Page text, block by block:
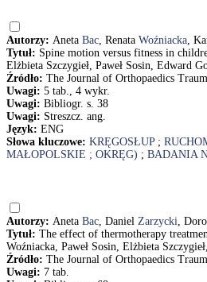
Autorzy: Aneta Bac, Renata Woźniacka,
Tytuł: Spine motion versus fitness in
Elżbieta Szczygieł, Paweł Sosin, Edward
Źródło: The Journal of Orthopaedics
Uwagi: 5 tab., 4 wykr.
Uwagi: Bibliogr. s. 38
Uwagi: Streszcz. ang.
Język: ENG
Słowa kluczowe: KRĘGOSŁUP;
MAŁOPOLSKIE ; OKRĘG) ; BADANIA
Autorzy: Aneta Bac, Daniel Zarzycki,
Tytuł: The effect of thermotherapy
Woźniacka, Paweł Sosin, Elżbieta
Źródło: The Journal of Orthopaedics
Uwagi: 7 tab.